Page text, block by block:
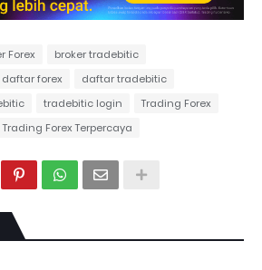
Forex
broker tradebitic
daftar forex
daftar tradebitic
tradebitic login
Trading Forex
Trading Forex Terpercaya